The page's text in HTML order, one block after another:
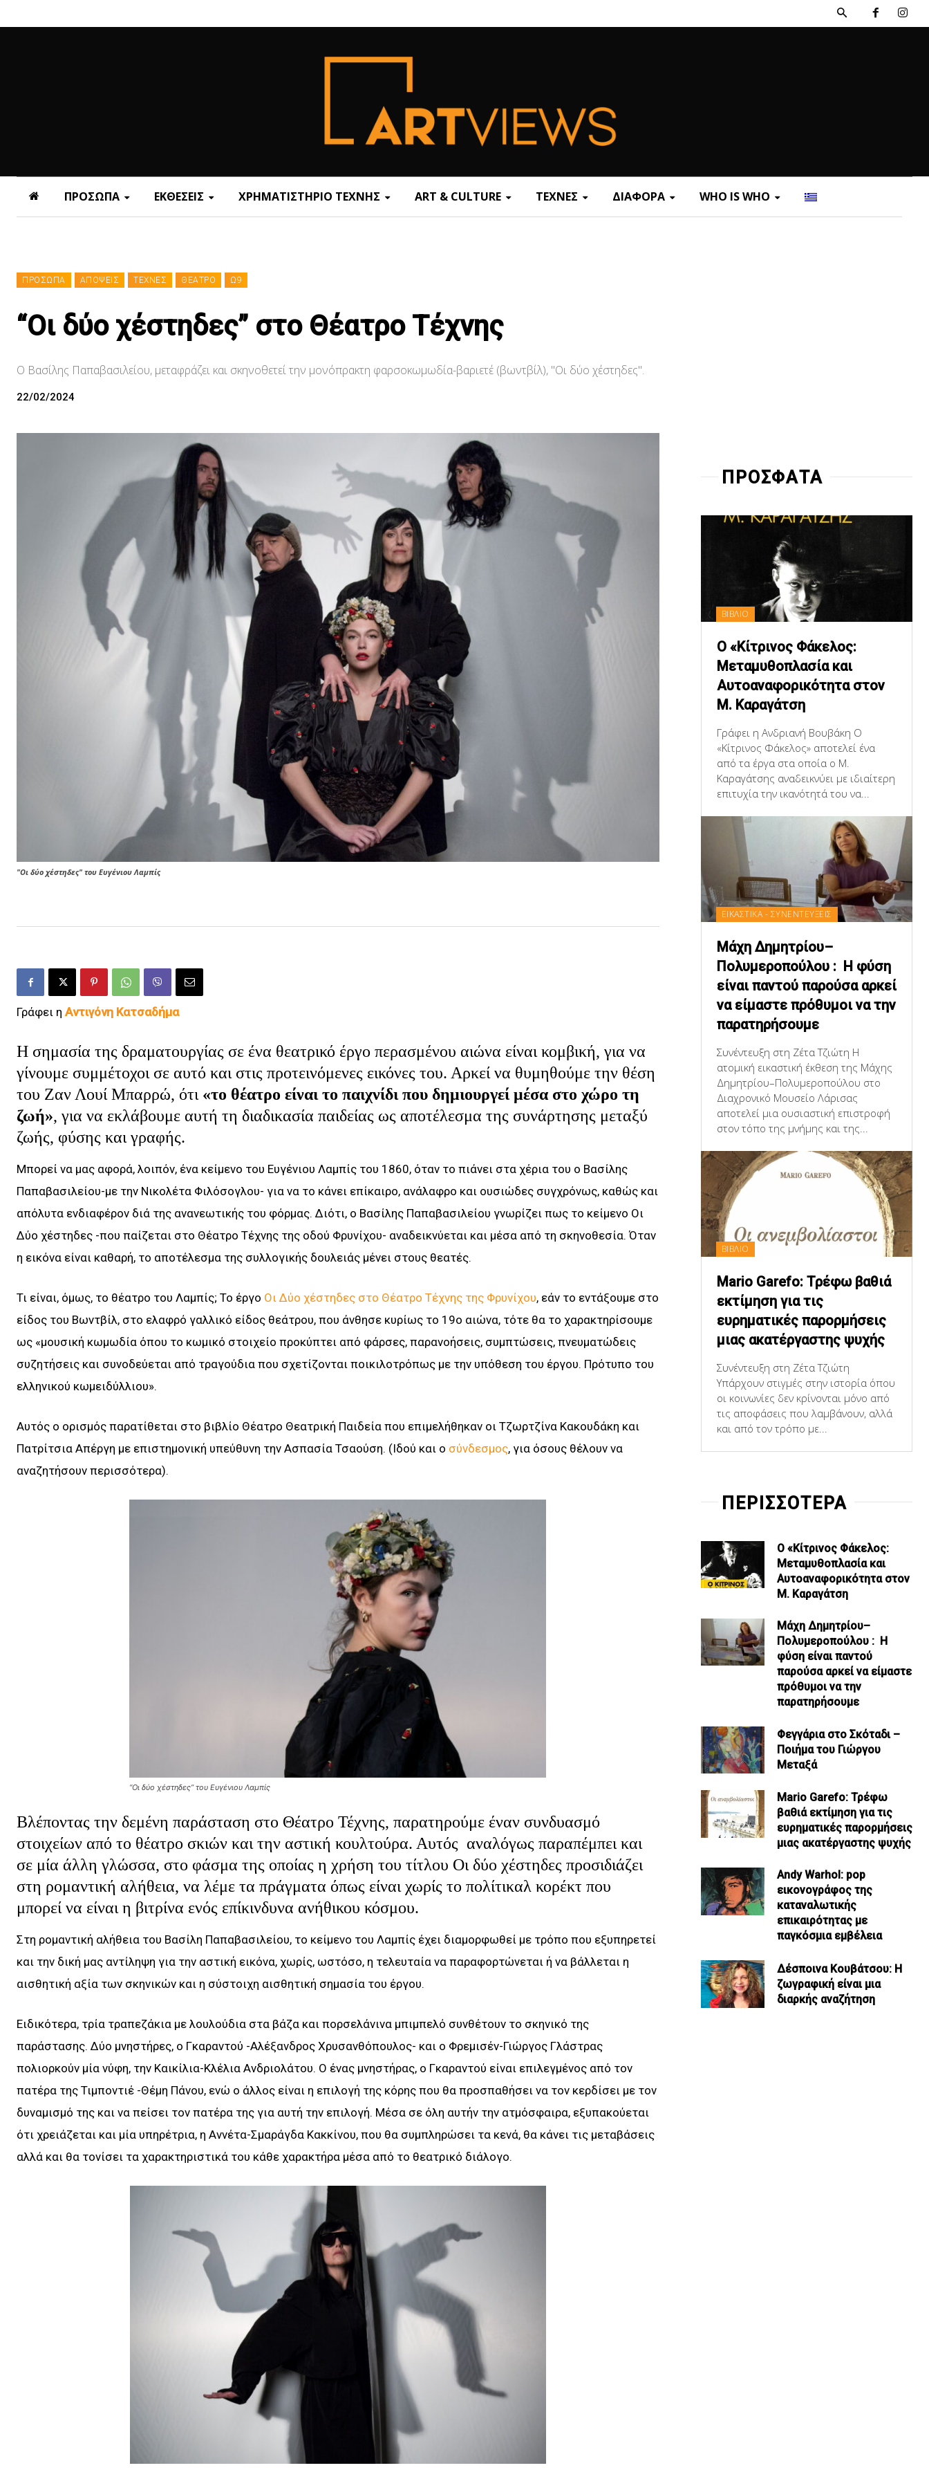
ΠΡΟΣΩΠΑ ΕΚΘΕΣΕΙΣ ΧΡΗΜΑΤΙΣΤΗΡΙΟ ΤΕΧΝΗΣ ART & CULTURE ΤΕΧΝΕΣ ΔΙΑΦΟΡΑ WHO IS WHO
ΠΡΟΣΩΠΑ ΑΠΟΨΕΙΣ ΤΕΧΝΕΣ ΘΕΑΤΡΟ Ω9
“Οι δύο χέστηδες” στο Θέατρο Τέχνης
Ο Βασίλης Παπαβασιλείου, μεταφράζει και σκηνοθετεί την μονόπρακτη φαρσοκωμωδία-βαριετέ (βωντβίλ), "Οι δύο χέστηδες".
22/02/2024
"Οι δύο χέστηδες" του Ευγένιου Λαμπίς
Γράφει η Αντιγόνη Κατσαδήμα
Η σημασία της δραματουργίας σε ένα θεατρικό έργο περασμένου αιώνα είναι κομβική, για να
γίνουμε συμμέτοχοι σε αυτό και στις προτεινόμενες εικόνες του. Αρκεί να θυμηθούμε την θέση
του Ζαν Λουί Μπαρρώ, ότι «το θέατρο είναι το παιχνίδι που δημιουργεί μέσα στο χώρο τη
ζωή», για να εκλάβουμε αυτή τη διαδικασία παιδείας ως αποτέλεσμα της συνάρτησης μεταξύ
ζωής, φύσης και γραφής.
Μπορεί να μας αφορά, λοιπόν, ένα κείμενο του Ευγένιου Λαμπίς του 1860, όταν το πιάνει στα χέρια του ο Βασίλης
Παπαβασιλείου-με την Νικολέτα Φιλόσογλου- για να το κάνει επίκαιρο, ανάλαφρο και ουσιώδες συγχρόνως, καθώς και
απόλυτα ενδιαφέρον διά της ανανεωτικής του φόρμας. Διότι, ο Βασίλης Παπαβασιλείου γνωρίζει πως το κείμενο Οι
Δύο χέστηδες -που παίζεται στο Θέατρο Τέχνης της οδού Φρυνίχου- αναδεικνύεται και μέσα από τη σκηνοθεσία. Όταν
η εικόνα είναι καθαρή, το αποτέλεσμα της συλλογικής δουλειάς μένει στους θεατές.
Τι είναι, όμως, το θέατρο του Λαμπίς; Το έργο Οι Δύο χέστηδες στο Θέατρο Τέχνης της Φρυνίχου, εάν το εντάξουμε στο
είδος του Βωντβίλ, στο ελαφρό γαλλικό είδος θεάτρου, που άνθησε κυρίως το 19ο αιώνα, τότε θα το χαρακτηρίσουμε
ως «μουσική κωµωδία όπου το κωµικό στοιχείο προκύπτει από φάρσες, παρανοήσεις, συµπτώσεις, πνευµατώδεις
συζητήσεις και συνοδεύεται από τραγούδια που σχετίζονται ποικιλοτρόπως µε την υπόθεση του έργου. Πρότυπο του
ελληνικού κωµειδύλλιου».
Αυτός ο ορισμός παρατίθεται στο βιβλίο Θέατρο Θεατρική Παιδεία που επιμελήθηκαν οι Τζωρτζίνα Κακουδάκη και
Πατρίτσια Απέργη με επιστημονική υπεύθυνη την Ασπασία Τσαούση. (Ιδού και ο σύνδεσμος, για όσους θέλουν να
αναζητήσουν περισσότερα).
“Οι δύο χέστηδες” του Ευγένιου Λαμπίς
Βλέποντας την δεμένη παράσταση στο Θέατρο Τέχνης, παρατηρούμε έναν συνδυασμό
στοιχείων από το θέατρο σκιών και την αστική κουλτούρα. Αυτός αναλόγως παραπέμπει και
σε μία άλλη γλώσσα, στο φάσμα της οποίας η χρήση του τίτλου Οι δύο χέστηδες προσιδιάζει
στη ρομαντική αλήθεια, να λέμε τα πράγματα όπως είναι χωρίς το πολίτικαλ κορέκτ που
μπορεί να είναι η βιτρίνα ενός επίκινδυνα ανήθικου κόσμου.
Στη ρομαντική αλήθεια του Βασίλη Παπαβασιλείου, το κείμενο του Λαμπίς έχει διαμορφωθεί με τρόπο που εξυπηρετεί
και την δική μας αντίληψη για την αστική εικόνα, χωρίς, ωστόσο, η τελευταία να παραφορτώνεται ή να βάλλεται η
αισθητική αξία των σκηνικών και η σύστοιχη αισθητική σημασία του έργου.
Ειδικότερα, τρία τραπεζάκια με λουλούδια στα βάζα και πορσελάνινα μπιμπελό συνθέτουν το σκηνικό της
παράστασης. Δύο μνηστήρες, ο Γκαραντού -Αλέξανδρος Χρυσανθόπουλος- και ο Φρεμισέν-Γιώργος Γλάστρας
πολιορκούν μία νύφη, την Καικίλια-Κλέλια Ανδριολάτου. Ο ένας μνηστήρας, ο Γκαραντού είναι επιλεγμένος από τον
πατέρα της Τιμποντιέ -Θέμη Πάνου, ενώ ο άλλος είναι η επιλογή της κόρης που θα προσπαθήσει να τον κερδίσει με τον
δυναμισμό της και να πείσει τον πατέρα της για αυτή την επιλογή. Μέσα σε όλη αυτήν την ατμόσφαιρα, εξυπακούεται
ότι χρειάζεται και μία υπηρέτρια, η Αννέτα-Σμαράγδα Κακκίνου, που θα συμπληρώσει τα κενά, θα κάνει τις μεταβάσεις
αλλά και θα τονίσει τα χαρακτηριστικά του κάθε χαρακτήρα μέσα από το θεατρικό διάλογο.
ΠΡΟΣΦΑΤΑ
ΒΙΒΛΙΟ
Ο «Κίτρινος Φάκελος:
Μεταμυθοπλασία και
Αυτοαναφορικότητα στον
Μ. Καραγάτση
Γράφει η Ανδριανή Βουβάκη Ο
«Κίτρινος Φάκελος» αποτελεί ένα
από τα έργα στα οποία ο Μ.
Καραγάτσης αναδεικνύει με ιδιαίτερη
επιτυχία την ικανότητά του να...
ΕΙΚΑΣΤΙΚΑ - ΣΥΝΕΝΤΕΥΞΕΙΣ
Μάχη Δημητρίου–
Πολυμεροπούλου : Η φύση
είναι παντού παρούσα αρκεί
να είμαστε πρόθυμοι να την
παρατηρήσουμε
Συνέντευξη στη Ζέτα Τζιώτη Η
ατομική εικαστική έκθεση της Μάχης
Δημητρίου–Πολυμεροπούλου στο
Διαχρονικό Μουσείο Λάρισας
αποτελεί μια ουσιαστική επιστροφή
στον τόπο της μνήμης και της...
ΒΙΒΛΙΟ
Mario Garefo: Τρέφω βαθιά
εκτίμηση για τις
ευρηματικές παρορμήσεις
μιας ακατέργαστης ψυχής
Συνέντευξη στη Ζέτα Τζιώτη
Υπάρχουν στιγμές στην ιστορία όπου
οι κοινωνίες δεν κρίνονται μόνο από
τις αποφάσεις που λαμβάνουν, αλλά
και από τον τρόπο με...
ΠΕΡΙΣΣΟΤΕΡΑ
Ο «Κίτρινος Φάκελος:
Μεταμυθοπλασία και
Αυτοαναφορικότητα στον
Μ. Καραγάτση
Μάχη Δημητρίου–
Πολυμεροπούλου : Η
φύση είναι παντού
παρούσα αρκεί να είμαστε
πρόθυμοι να την
παρατηρήσουμε
Φεγγάρια στο Σκόταδι –
Ποιήμα του Γιώργου
Μεταξά
Mario Garefo: Τρέφω
βαθιά εκτίμηση για τις
ευρηματικές παρορμήσεις
μιας ακατέργαστης ψυχής
Andy Warhol: pop
εικονογράφος της
καταναλωτικής
επικαιρότητας με
παγκόσμια εμβέλεια
Δέσποινα Κουβάτσου: Η
ζωγραφική είναι μια
διαρκής αναζήτηση